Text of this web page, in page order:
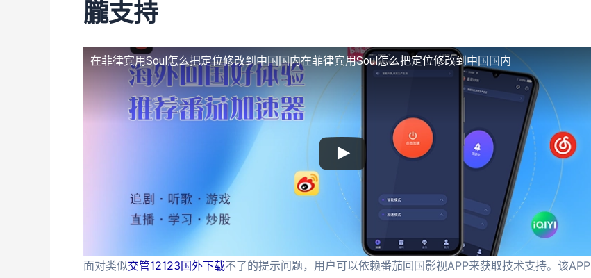
朧支持
在菲律宾用Soul怎么把定位修改到中国国内在菲律宾用Soul怎么把定位修改到中国国内
面对类似交管12123国外下载不了的提示问题，用户可以依赖番茄回国影视APP来获取技术支持。该APP